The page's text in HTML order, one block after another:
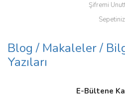
Şifremi
Sepetiniz
Blog / Makaleler /
Yazıları
E-Bültene